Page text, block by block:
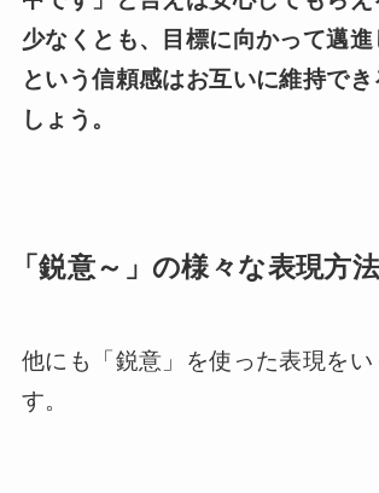
少なくとも、目標に向かって邁
という信頼感はお互いに維持でき
しょう。
「鋭意～」の様々な表現方
他にも「鋭意」を使った表現をい
す。